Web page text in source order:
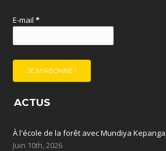
E-mail*
ACTUS
À l'école de la forêt avec Mundiya Kepanga
Juin 10th, 2026